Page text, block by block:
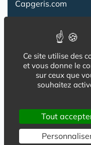
Capgeris.com
Emploi-formation-
Seniorissimmo.com
Creche-et-
Ce site utilise des
et vous donne le
sur ceux que
souhaitez
Tout